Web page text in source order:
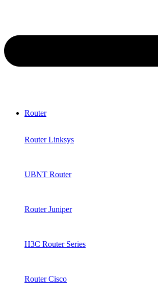
Router
Router Linksys
UBNT Router
Router Juniper
H3C Router Series
Router Cisco